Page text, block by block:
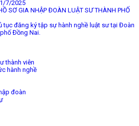
7/2025
SƠ GIA NHẬP ĐOÀN LUẬT SƯ THÀNH PHỐ
tục đăng ký tập sự hành nghề luật sư tại Đoàn
Đồng Nai.
thành viên
hành nghề
đoàn